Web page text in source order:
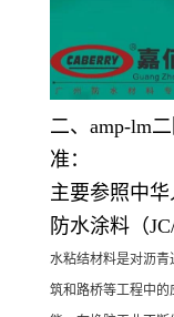
二、amp-lm
准：
主要参照中
防水涂料（
水粘结材料是对沥
筑和路桥等工程中